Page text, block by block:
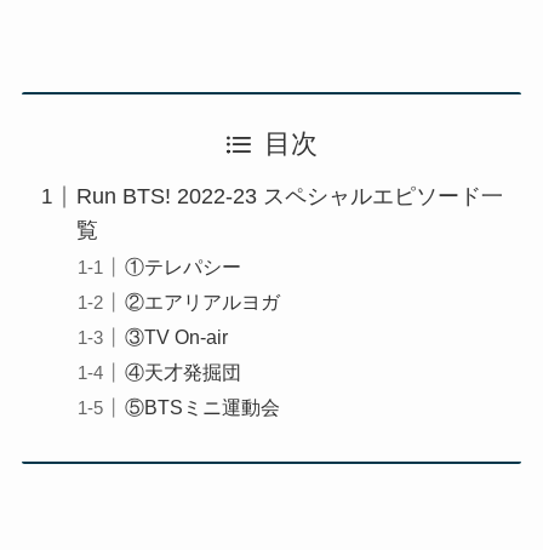
目次
Run BTS! 2022-23 スペシャルエピソード一
覧
①テレパシー
②エアリアルヨガ
③TV On-air
④天才発掘団
⑤BTSミニ運動会